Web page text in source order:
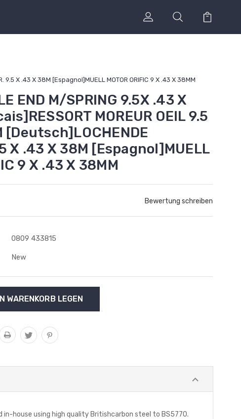
X .43 X 38M [Espagnol]MUELL MOTOR ORIFIC 9 X .43 X 38MM
END M/SPRING 9.5X .43 X
MOREUR OEIL 9.5
[Deutsch]LOCHENDE
X .43 X 38M [Espagnol]MUELL
9 X .43 X 38MM
Bewertung schreiben
0809 433815
New
in-house using high quality Britishcarbon steel to BS5770.